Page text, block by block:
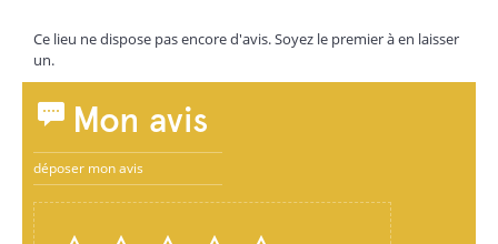
Ce lieu ne dispose pas encore d'avis. Soyez le premier à en laisser
un.
Mon avis
déposer mon avis